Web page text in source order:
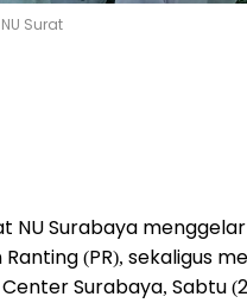
Surat
NU Surabaya
Ranting (PR), sekaligus
Surabaya, Sabtu